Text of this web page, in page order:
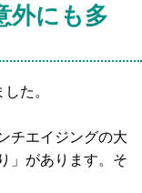
外にも多
た。
チエイジングの大
」があります。そ